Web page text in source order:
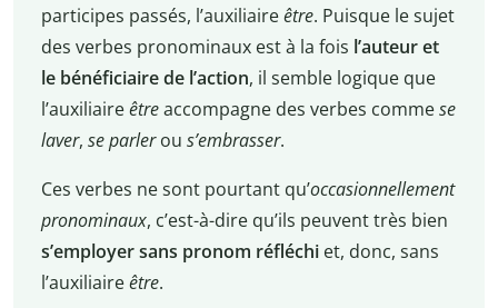
participes passés, l’auxiliaireêtre. Puisque le sujet
des verbes pronominaux est à la fois l’auteur et
le bénéficiaire de l’action, il semble logique que
l’auxiliaireêtreaccompagne des verbes commese
laver, se parlerou s’embrasser.
Ces verbes ne sont pourtant qu’occasionnellement
pronominaux, c’est-à-dire qu’ils peuvent très bien
s’employer sans pronom réfléchiet, donc, sans
l’auxiliaireêtre.